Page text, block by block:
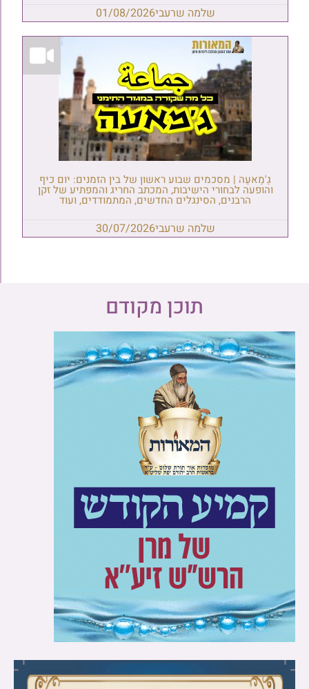
שלמה שרעבי01/08/2026
גַ'מַאעַה | מסכמים שבוע ראשון של בין הזמנים: יום כיף
והופעה לבחורי הישיבות, המכתב החריג והמפתיע של זקן
הרבנים, הסינגלים החדשים, המתמודדים, ועוד
שלמה שרעבי30/07/2026
תוכן מקודם